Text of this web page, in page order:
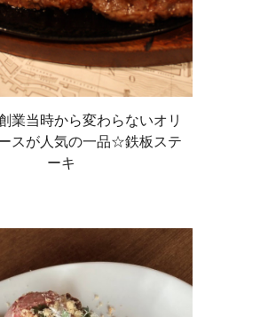
業当時から変わらないオリ
スが人気の一品☆鉄板ステ
ーキ